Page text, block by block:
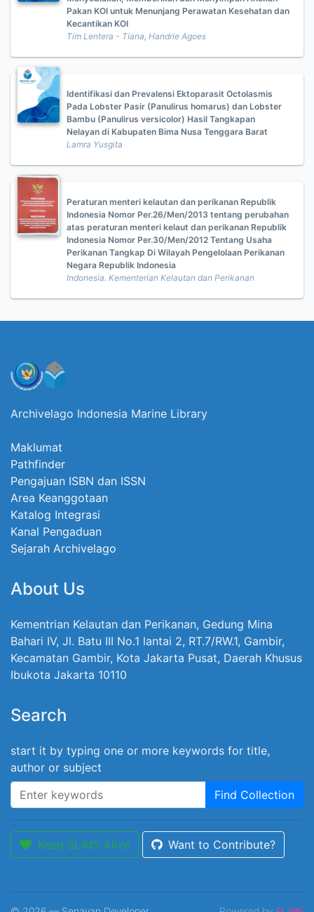
Pakan KOI untuk Menunjang Perawatan Kesehatan dan
Kecantikan KOI
Tim Lentera - Tiana, Handrie Agoes
Identifikasi dan Prevalensi Ektoparasit Octolasmis
Pada Lobster Pasir (Panulirus homarus) dan Lobster
Bambu (Panulirus versicolor) Hasil Tangkapan
Nelayan di Kabupaten Bima Nusa Tenggara Barat
Lamra Yusgita
Peraturan menteri kelautan dan perikanan Republik
Indonesia Nomor Per.26/Men/2013 tentang perubahan
atas peraturan menteri kelaut dan perikanan Republik
Indonesia Nomor Per.30/Men/2012 Tentang Usaha
Perikanan Tangkap Di Wilayah Pengelolaan Perikanan
Negara Republik Indonesia
Indonesia. Kementerian Kelautan dan Perikanan
Archivelago Indonesia Marine Library
Maklumat
Pathfinder
Pengajuan ISBN dan ISSN
Area Keanggotaan
Katalog Integrasi
Kanal Pengaduan
Sejarah Archivelago
About Us
Kementrian Kelautan dan Perikanan, Gedung Mina
Bahari IV, Jl. Batu III No.1 lantai 2, RT.7/RW.1, Gambir,
Kecamatan Gambir, Kota Jakarta Pusat, Daerah Khusus
Ibukota Jakarta 10110
Search
start it by typing one or more keywords for title,
author or subject
Find Collection
Keep SLiMS Alive Want to Contribute?